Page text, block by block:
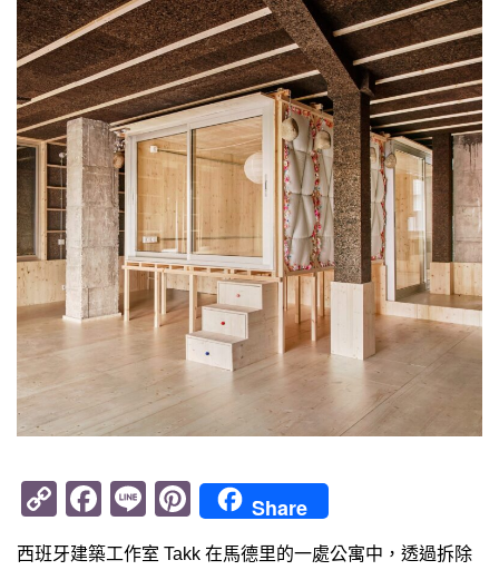
Copy
Link
Facebook
LinePinterest
Share
西班牙建築工作室 Takk 在馬德里的一處公寓中，透過拆除